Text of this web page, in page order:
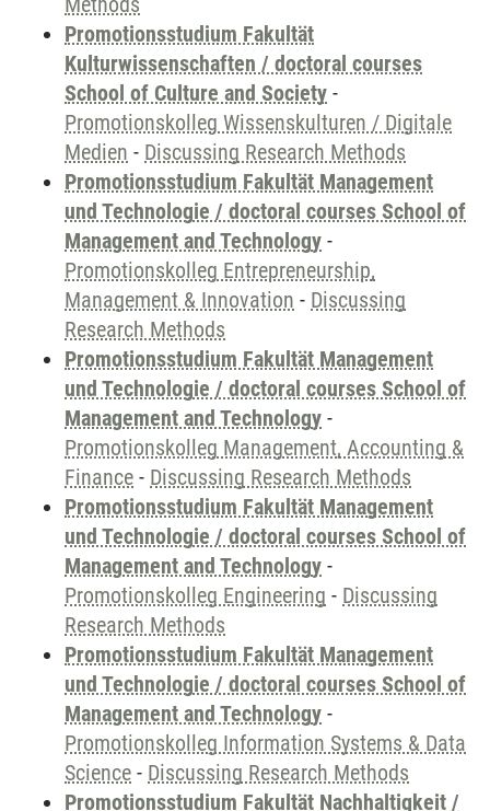
Promotionsstudium Fakultät
Kulturwissenschaften / doctoral courses
School of Culture and Society -
Promotionskolleg Wissenskulturen / Digitale
Medien - Discussing Research Methods
Promotionsstudium Fakultät Management
und Technologie / doctoral courses School of
Management and Technology -
Promotionskolleg Entrepreneurship,
Management & Innovation - Discussing
Research Methods
Promotionsstudium Fakultät Management
und Technologie / doctoral courses School of
Management and Technology -
Promotionskolleg Management, Accounting &
Finance - Discussing Research Methods
Promotionsstudium Fakultät Management
und Technologie / doctoral courses School of
Management and Technology -
Promotionskolleg Engineering - Discussing
Research Methods
Promotionsstudium Fakultät Management
und Technologie / doctoral courses School of
Management and Technology -
Promotionskolleg Information Systems & Data
Science - Discussing Research Methods
Promotionsstudium Fakultät Nachhaltigkeit /